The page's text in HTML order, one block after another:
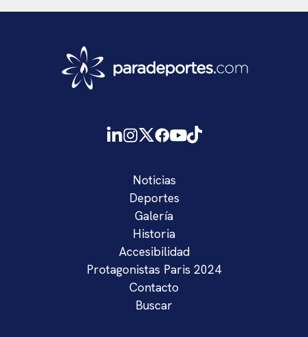
Noticias
Deportes
Galería
Historia
Accesibilidad
Protagonistas Paris 2024
Contacto
Buscar